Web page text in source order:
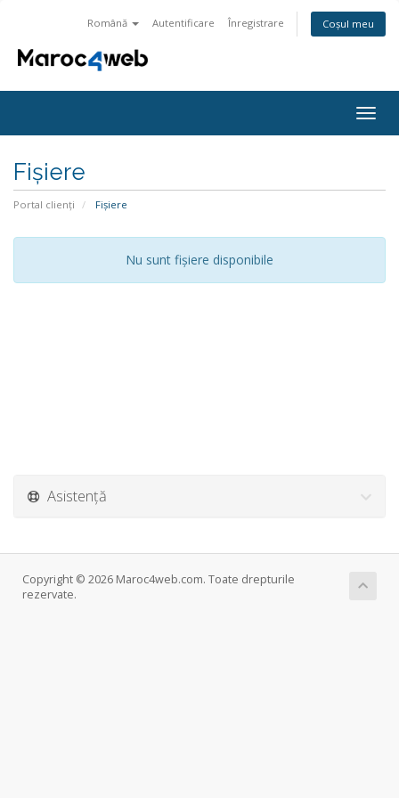
Română Autentificare Înregistrare Coșul meu
Fișiere
Portal clienți Fișiere
Nu sunt fișiere disponibile
Asistență
Copyright © 2026 Maroc4web.com. Toate drepturile
rezervate.